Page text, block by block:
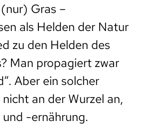
Gras –
als Helden der Natur
zu den Helden des
Man propagiert zwar
Aber ein solcher
an der Wurzel an,
-ernährung.